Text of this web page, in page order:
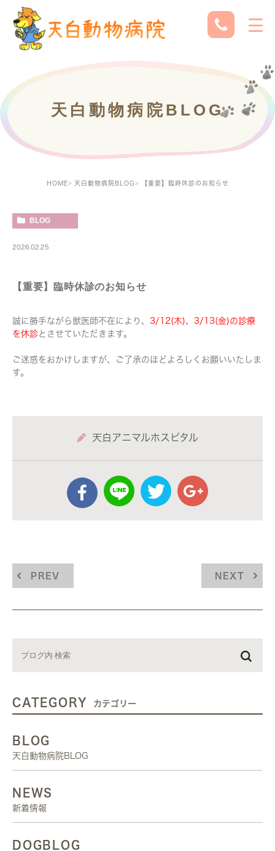
天白動物病院BLOG
HOME 天白動物病院BLOG 【重要】臨時休診のお知らせ
BLOG
2026.02.25
【重要】臨時休診のお知らせ
誠に勝手ながら獣医師不在により、 3/12(木)、3/13(金)の診療
を休診とさせていただきます。
ご迷惑をおかけしますが、ご了承のほどよろしくお願いいたしま
す。
天白アニマルホスピタル
PREV NEXT
CATEGORY カテゴリー
BLOG
天白動物病院BLOG
NEWS
新着情報
DOGBLOG